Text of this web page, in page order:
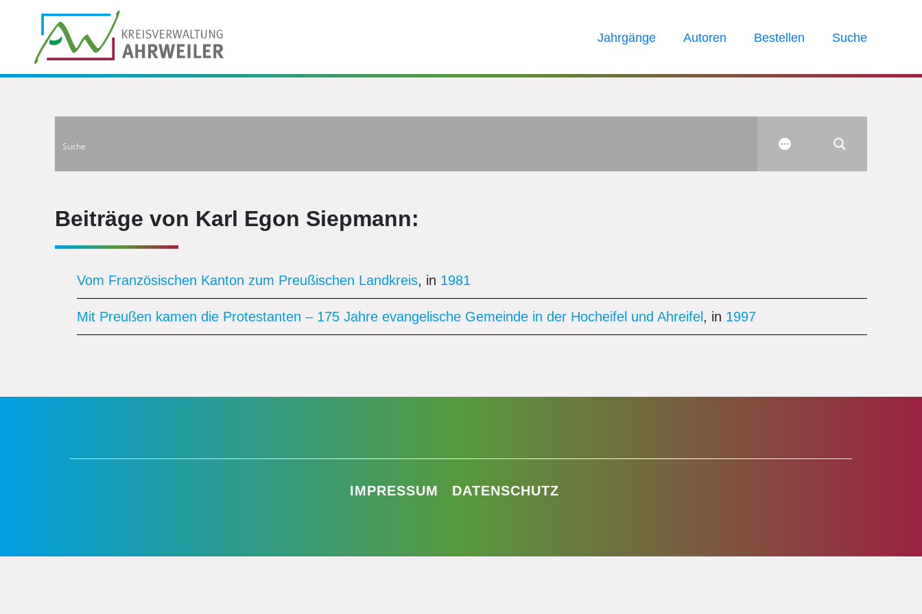
Jahrgänge Autoren Bestellen Suche
Beiträge von Karl Egon Siepmann:
Vom Französischen Kanton zum Preußischen Landkreis, in 1981
Mit Preußen kamen die Protestanten – 175 Jahre evangelische Gemeinde in der Hocheifel und Ahreifel , in 1997
IMPRESSUM DATENSCHUTZ